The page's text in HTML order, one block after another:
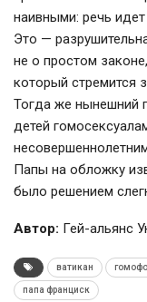
наивными: речь
Это —
не о простом
который стремится
Тогда же нынешний
детей
Папы на обложку
было решением
Автор: Гей-альянс
ватикан
папа франциск